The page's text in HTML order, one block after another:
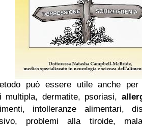
può essere utile anche
multipla, dermatite, psoriasi,
intolleranze alimentari,
problemi alla tiroide,